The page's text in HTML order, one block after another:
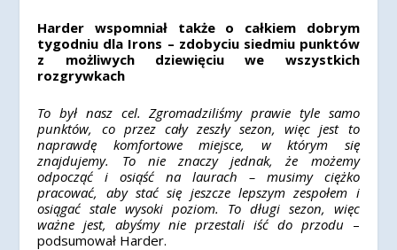
Harder wspomniał także o całkiem dobrym
tygodniu dla Irons – zdobyciu siedmiu punktów
z możliwych dziewięciu we wszystkich
rozgrywkach
To był nasz cel. Zgromadziliśmy prawie tyle samo
punktów, co przez cały zeszły sezon, więc jest to
naprawdę komfortowe miejsce, w którym się
znajdujemy. To nie znaczy jednak, że możemy
odpocząć i osiąść na laurach – musimy ciężko
pracować, aby stać się jeszcze lepszym zespołem i
osiągać stale wysoki poziom. To długi sezon, więc
ważne jest, abyśmy nie przestali iść do przodu –
podsumował Harder.